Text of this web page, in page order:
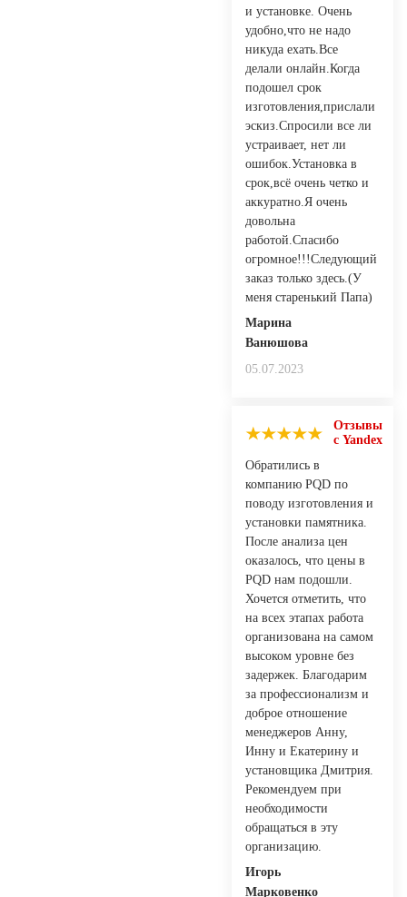
и установке. Очень
удобно,что не надо
никуда ехать.Все
делали онлайн.Когда
подошел срок
изготовления,прислали
эскиз.Спросили все ли
устраивает, нет ли
ошибок.Установка в
срок,всё очень четко и
аккуратно.Я очень
довольна
работой.Спасибо
огромное!!!Следующий
заказ только здесь.(У
меня старенький Папа)
Марина
Ванюшова
05.07.2023
Отзывы
с Yandex
Обратились в
компанию PQD по
поводу изготовления и
установки памятника.
После анализа цен
оказалось, что цены в
PQD нам подошли.
Хочется отметить, что
на всех этапах работа
организована на самом
высоком уровне без
задержек. Благодарим
за профессионализм и
доброе отношение
менеджеров Анну,
Инну и Екатерину и
установщика Дмитрия.
Рекомендуем при
необходимости
обращаться в эту
организацию.
Игорь
Марковенко